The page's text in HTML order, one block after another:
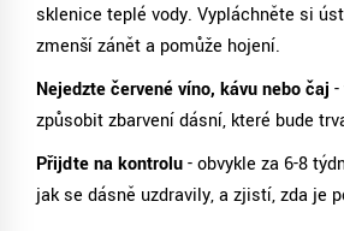
sklenice teplé vody. Vypláchněte si
zmenší zánět a pomůže hojení.
Nejedzte červené víno, kávu nebo čaj
způsobit zbarvení dásní, které bude
Přijďte na kontrolu- obvykle za 6-8
jak se dásně uzdravily, a zjistí, zda je